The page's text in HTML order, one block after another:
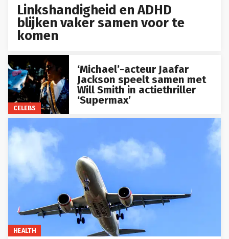
Linkshandigheid en ADHD
blijken vaker samen voor te
komen
CELEBS
‘Michael’-acteur Jaafar
Jackson speelt samen met
Will Smith in actiethriller
‘Supermax’
HEALTH